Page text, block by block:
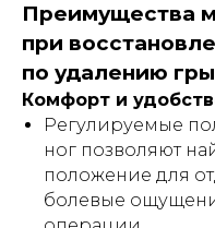
Преимущества
при
по удалению
Комфорт и
Регулируемые
ног позволяют
положение для
болевые
облегчит ежедневный уход
и реабилитацию
ПОДРОБНЕЕ
7 положений
Внимание!Информация,
представленная в
исключительно